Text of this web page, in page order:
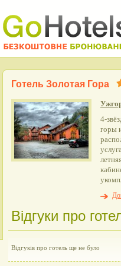
Готель Золотая Гора
4-
горы
Відгуки про
Відгуків про готель ще не було